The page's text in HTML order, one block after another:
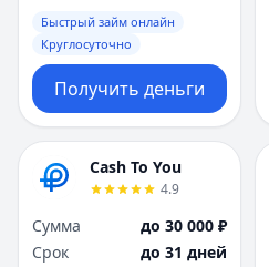
Быстрый займ онлайн
Круглосуточно
Получить деньги
Cash To You
4.9
Сумма
до 30 000 ₽
Срок
до 31 дней